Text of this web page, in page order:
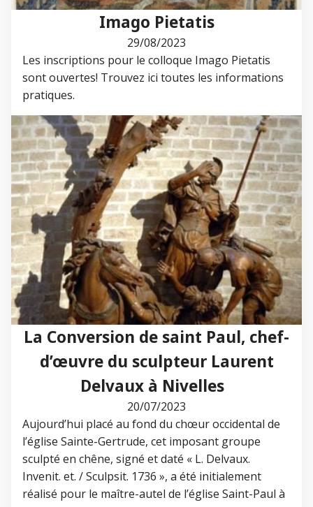
Imago Pietatis
29/08/2023
Les inscriptions pour le colloque Imago Pietatis
sont ouvertes! Trouvez ici toutes les informations
pratiques.
La Conversion de saint Paul, chef-
d’œuvre du sculpteur Laurent
Delvaux à Nivelles
20/07/2023
Aujourd’hui placé au fond du chœur occidental de
l’église Sainte-Gertrude, cet imposant groupe
sculpté en chêne, signé et daté « L. Delvaux.
Invenit. et. / Sculpsit. 1736 », a été initialement
réalisé pour le maître-autel de l’église Saint-Paul à